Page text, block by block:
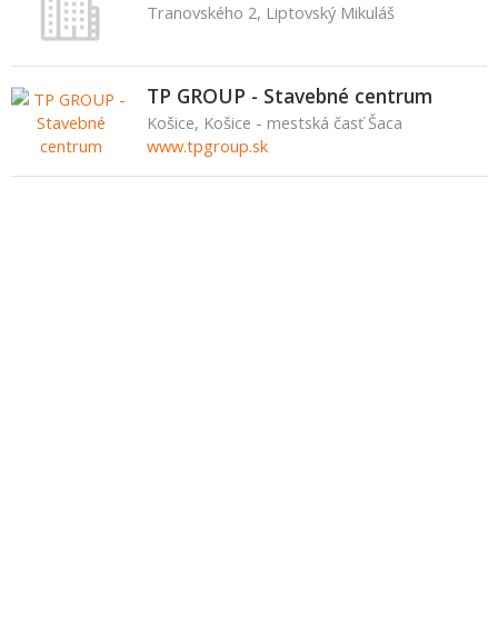
Tranovského 2, Liptovský Mikuláš
TP GROUP - Stavebné centrum
Košice, Košice - mestská časť Šaca
www.tpgroup.sk